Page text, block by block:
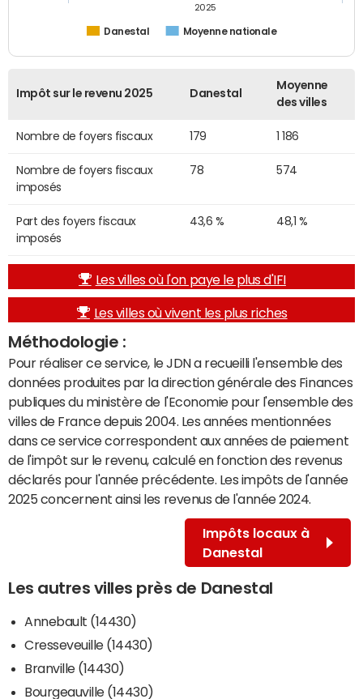
Danestal Moyenne nationale
2025
Impôt sur le revenu 2025 Danestal
Moyenne
des villes
Nombre de foyers fiscaux 179 1 186
Nombre de foyers fiscaux
imposés
78 574
Part des foyers fiscaux
imposés
43,6 % 48,1 %
Les villes où l'on paye le plus d'IFI
Les villes où vivent les plus riches
Méthodologie :
Pour réaliser ce service, le JDN a recueilli l'ensemble des
données produites par la direction générale des Finances
publiques du ministère de l'Economie pour l'ensemble des
villes de France depuis 2004. Les années mentionnées
dans ce service correspondent aux années de paiement
de l'impôt sur le revenu, calculé en fonction des revenus
déclarés pour l'année précédente. Les impôts de l'année
2025 concernent ainsi les revenus de l'année 2024.
Impôts locaux à
Danestal
Les autres villes près de Danestal
Annebault (14430)
Cresseveuille (14430)
Branville (14430)
Bourgeauville (14430)